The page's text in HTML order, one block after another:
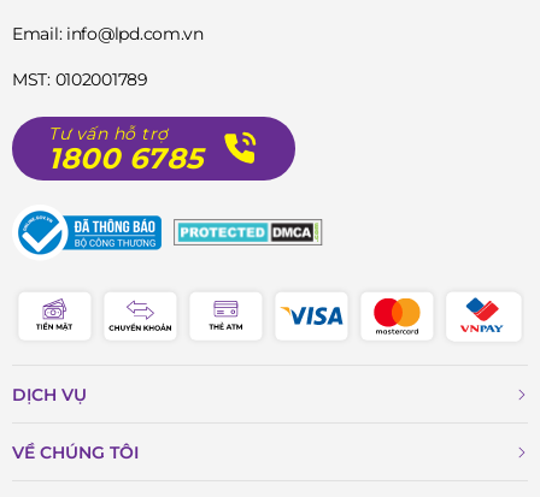
Email: info@lpd.com.vn
MST: 0102001789
Tư vấn hỗ trợ
1800 6785
DỊCH VỤ
VỀ CHÚNG TÔI